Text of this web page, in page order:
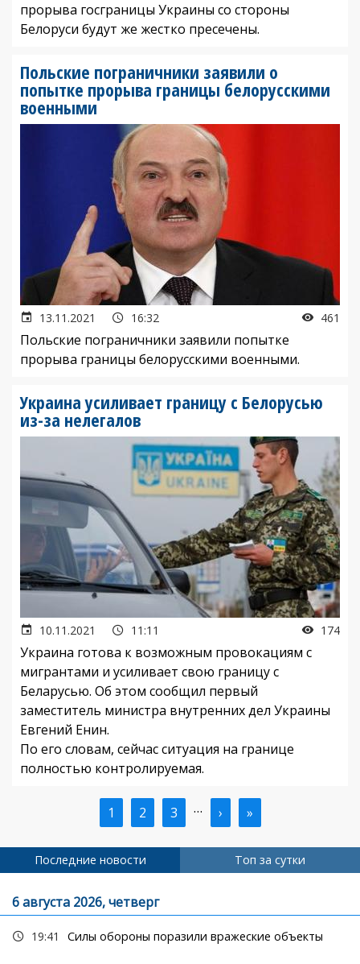
прорыва госграницы Украины со стороны
Белоруси будут же жестко пресечены.
Польские пограничники заявили о
попытке прорыва границы белорусскими
военными
13.11.2021 16:32 461
Польские пограничники заявили попытке
прорыва границы белорусскими военными.
Украина усиливает границу с Белорусью
из-за нелегалов
10.11.2021 11:11 174
Украина готова к возможным провокациям с
мигрантами и усиливает свою границу с
Беларусью. Об этом сообщил первый
заместитель министра внутренних дел Украины
Евгений Енин.
По его словам, сейчас ситуация на границе
полностью контролируемая.
Текущая
страница
1 Страница
2 Страница
3 … Следующая
страница
› Последняя
страница
»
Последние новости Топ за сутки
6 августа 2026, четверг
19:41 Силы обороны поразили вражеские объекты